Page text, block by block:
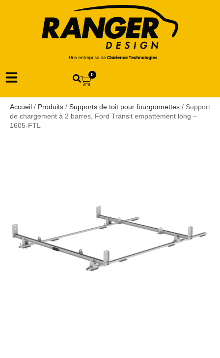
0
Accueil / Produits / Supports de toit pour fourgonnettes / Support
de chargement à 2 barres, Ford Transit empattement long –
1605-FTL